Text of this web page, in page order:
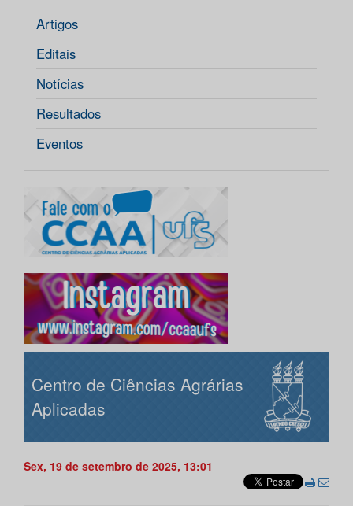
Artigos
Editais
Notícias
Resultados
Eventos
Centro de Ciências Agrárias
Aplicadas
Sex, 19 de setembro de 2025, 13:01